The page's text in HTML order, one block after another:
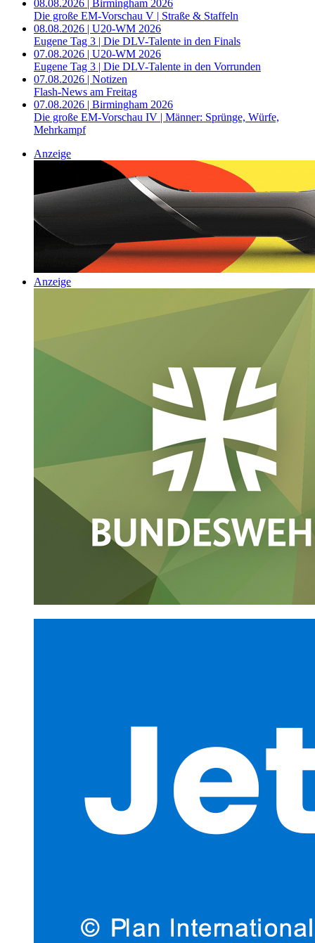
08.08.2026 | Birmingham 2026
Die große EM-Vorschau V | Straße & Staffeln
08.08.2026 | U20-WM 2026
Eugene Tag 3 | Die DLV-Talente in den Finals
07.08.2026 | U20-WM 2026
Eugene Tag 3 | Die DLV-Talente in den Vorrunden
07.08.2026 | Notizen
Flash-News am Freitag
07.08.2026 | Birmingham 2026
Die große EM-Vorschau IV | Männer: Sprünge, Würfe,
Mehrkampf
Anzeige
Anzeige